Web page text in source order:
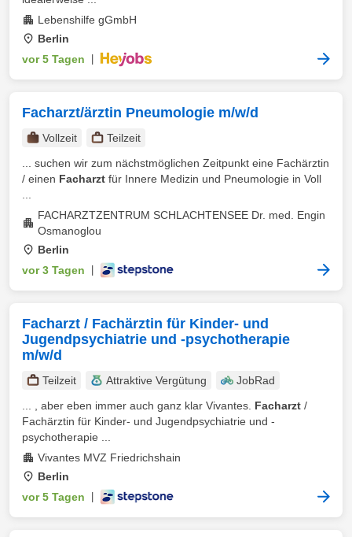
Lebenshilfe gGmbH
Berlin
vor 5 Tagen
Facharzt/ärztin Pneumologie m/w/d
Vollzeit
Teilzeit
... suchen wir zum nächstmöglichen Zeitpunkt eine Fachärztin
/ einen Facharzt für Innere Medizin und Pneumologie in Voll
FACHARZTZENTRUM SCHLACHTENSEE Dr. med. Engin
Osmanoglou
Berlin
vor 3 Tagen
Facharzt / Fachärztin für Kinder- und
Jugendpsychiatrie und -psychotherapie
m/w/d
Teilzeit Attraktive Vergütung
JobRad
... , aber eben immer auch ganz klar Vivantes. Facharzt /
Fachärztin für Kinder- und Jugendpsychiatrie und -
psychotherapie ...
Vivantes MVZ Friedrichshain
Berlin
vor 5 Tagen